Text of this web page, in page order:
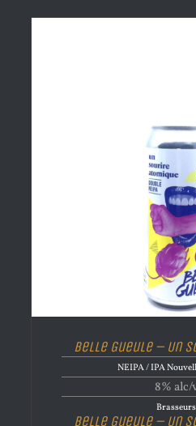
Belle Gueule – Un
NEIPA / IPA
8%
Belle Gueule – Un